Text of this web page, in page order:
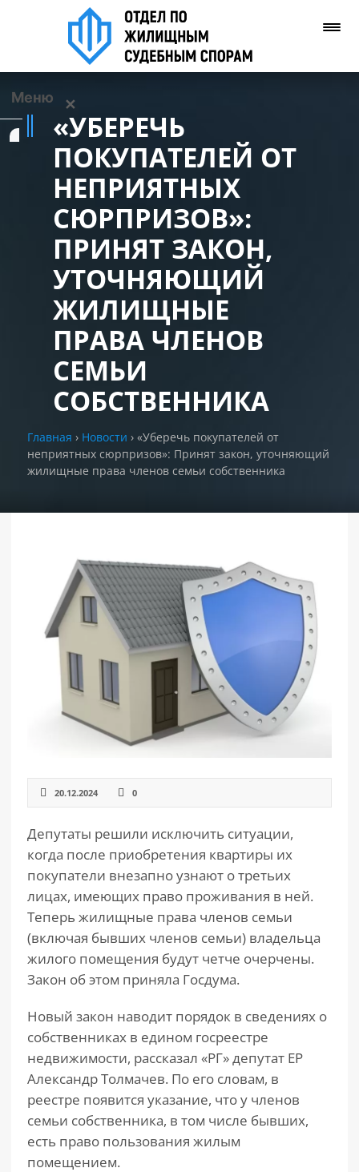
Меню ✕
Задать вопрос
Позвонить нам
РАЗДЕЛЫ
САЙТА
«УБЕРЕЧЬ
ПОКУПАТЕЛЕЙ ОТ
НЕПРИЯТНЫХ
СЮРПРИЗОВ»:
ПРИНЯТ ЗАКОН,
УТОЧНЯЮЩИЙ
ЖИЛИЩНЫЕ
ПРАВА ЧЛЕНОВ
СЕМЬИ
СОБСТВЕННИКА
Главная › Новости › «Уберечь покупателей от
неприятных сюрпризов»: Принят закон, уточняющий
жилищные права членов семьи собственника
20.12.2024 0
Депутаты решили исключить ситуации,
когда после приобретения квартиры их
покупатели внезапно узнают о третьих
лицах, имеющих право проживания в ней.
Теперь жилищные права членов семьи
(включая бывших членов семьи) владельца
жилого помещения будут четче очерчены.
Закон об этом приняла Госдума.
Новый закон наводит порядок в сведениях о
собственниках в едином госреестре
недвижимости, рассказал «РГ» депутат ЕР
Александр Толмачев. По его словам, в
реестре появится указание, что у членов
семьи собственника, в том числе бывших,
есть право пользования жилым
помещением.